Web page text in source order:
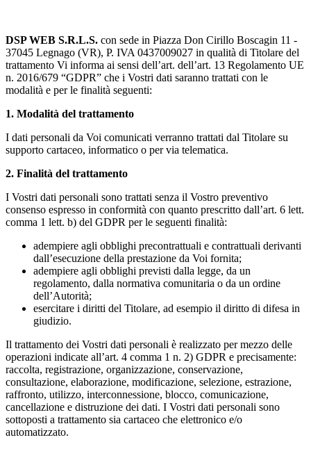
DSP WEB S.R.L.S. con sede in Piazza Don Cirillo Boscagin 11 -
37045 Legnago (VR), P. IVA 0437009027 in qualità di Titolare del
trattamento Vi informa ai sensi dell’art. dell’art. 13 Regolamento UE
n. 2016/679 “GDPR” che i Vostri dati saranno trattati con le
modalità e per le finalità seguenti:
1. Modalità del trattamento
I dati personali da Voi comunicati verranno trattati dal Titolare su
supporto cartaceo, informatico o per via telematica.
2. Finalità del trattamento
I Vostri dati personali sono trattati senza il Vostro preventivo
consenso espresso in conformità con quanto prescritto dall’art. 6 lett.
comma 1 lett. b) del GDPR per le seguenti finalità:
adempiere agli obblighi precontrattuali e contrattuali derivanti
dall’esecuzione della prestazione da Voi fornita;
adempiere agli obblighi previsti dalla legge, da un
regolamento, dalla normativa comunitaria o da un ordine
dell’Autorità;
esercitare i diritti del Titolare, ad esempio il diritto di difesa in
giudizio.
Il trattamento dei Vostri dati personali è realizzato per mezzo delle
operazioni indicate all’art. 4 comma 1 n. 2) GDPR e precisamente:
raccolta, registrazione, organizzazione, conservazione,
consultazione, elaborazione, modificazione, selezione, estrazione,
raffronto, utilizzo, interconnessione, blocco, comunicazione,
cancellazione e distruzione dei dati. I Vostri dati personali sono
sottoposti a trattamento sia cartaceo che elettronico e/o
automatizzato.